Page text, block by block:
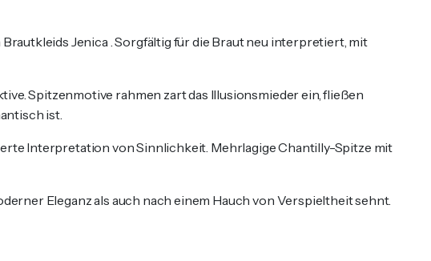
Jenica . Sorgfältig für die Braut neu interpretiert, mit
Spitzenmotive rahmen zart das Illusionsmieder ein, fließen
ist.
Interpretation von Sinnlichkeit. Mehrlagige Chantilly-Spitze mit
Eleganz als auch nach einem Hauch von Verspieltheit sehnt.